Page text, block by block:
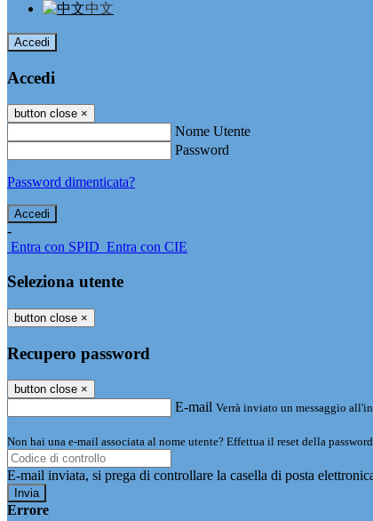
中文
Accedi
Accedi
button close ×
Nome Utente
Password
Password dimenticata?
-
Entra con SPID Entra con CIE
Seleziona utente
button close ×
Recupero password
button close ×
E-mail Verrà inviato un messaggio
Non hai una e-mail associata al nome utente? Effettua il reset della
E-mail inviata, si prega di controllare la casella di posta
Errore